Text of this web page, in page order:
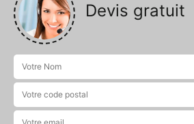
Devis gratuit